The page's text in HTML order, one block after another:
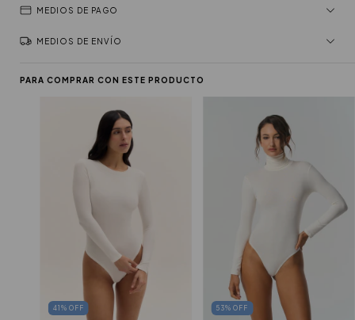
MEDIOS DE PAGO
MEDIOS DE ENVÍO
PARA COMPRAR CON ESTE PRODUCTO
41 % OFF 53%OFF